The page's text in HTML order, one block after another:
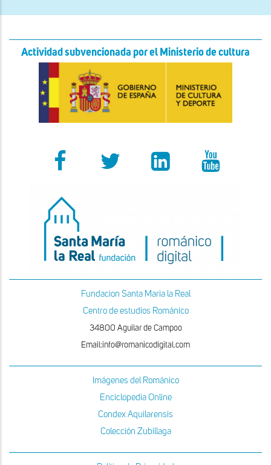
Actividad subvencionada por el Ministerio de cultura
Fundacion Santa Maria la Real
Centro de estudios Románico
34800 Aguilar de Campoo
Email:info@romanicodigital.com
Imágenes del Románico
Enciclopedia Online
Condex Aquilarensis
Colección Zubillaga